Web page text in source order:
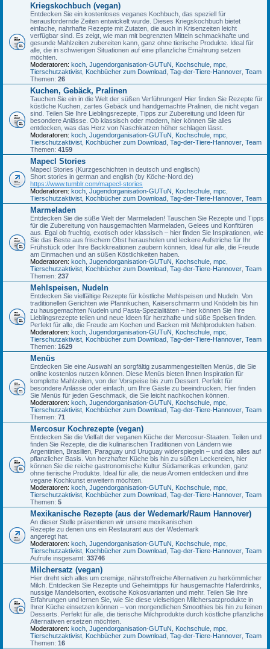
Kriegskochbuch (vegan)
Entdecken Sie ein kostenloses veganes Kochbuch, das speziell für
herausfordernde Zeiten entwickelt wurde. Dieses Kriegskochbuch bietet
einfache, nahrhafte Rezepte mit Zutaten, die auch in Krisenzeiten leicht
verfügbar sind. Es zeigt, wie man mit begrenzten Mitteln schmackhafte und
gesunde Mahlzeiten zubereiten kann, ganz ohne tierische Produkte. Ideal für
alle, die in schwierigen Situationen auf eine pflanzliche Ernährung setzen
möchten.
Moderatoren: koch Jugendorganisation-GUTuN Kochschule mpc
Tierschutzaktivist Kochbücher zum Download Tag-der-Tiere-Hannover Team
Themen: 26
Kuchen, Gebäck, Pralinen
Tauchen Sie ein in die Welt der süßen Verführungen! Hier finden Sie Rezepte für
köstliche Kuchen, zartes Gebäck und handgemachte Pralinen, die nicht vegan
sind. Teilen Sie Ihre Lieblingsrezepte, Tipps zur Zubereitung und Ideen für
besondere Anlässe. Ob klassisch oder modern, hier können Sie alles
entdecken, was das Herz von Naschkatzen höher schlagen lässt.
Moderatoren: koch Jugendorganisation-GUTuN Kochschule mpc
Tierschutzaktivist Kochbücher zum Download Tag-der-Tiere-Hannover Team
Themen: 4159
Mapecl Stories
Mapecl Stories (Kurzgeschichten in deutsch und englisch)
Short stories in german and english (by Köche-Nord.de)
https://www.tumblr.com/mapecl-stories
Moderatoren: koch Jugendorganisation-GUTuN Kochschule mpc
Tierschutzaktivist Kochbücher zum Download Tag-der-Tiere-Hannover Team
Marmeladen
Entdecken Sie die süße Welt der Marmeladen! Tauschen Sie Rezepte und Tipps
für die Zubereitung von hausgemachten Marmeladen, Gelees und Konfitüren
aus. Egal ob fruchtig, exotisch oder klassisch – hier finden Sie Inspirationen, wie
Sie das Beste aus frischem Obst herausholen und leckere Aufstriche für Ihr
Frühstück oder Ihre Backkreationen zaubern können. Ideal für alle, die Freude
am Einmachen und an süßen Köstlichkeiten haben.
Moderatoren: koch Jugendorganisation-GUTuN Kochschule mpc
Tierschutzaktivist Kochbücher zum Download Tag-der-Tiere-Hannover Team
Themen: 237
Mehlspeisen, Nudeln
Entdecken Sie vielfältige Rezepte für köstliche Mehlspeisen und Nudeln. Von
traditionellen Gerichten wie Pfannkuchen, Kaiserschmarrn und Knödeln bis hin
zu hausgemachten Nudeln und Pasta-Spezialitäten – hier können Sie Ihre
Lieblingsrezepte teilen und neue Ideen für herzhafte und süße Speisen finden.
Perfekt für alle, die Freude am Kochen und Backen mit Mehlprodukten haben.
Moderatoren: koch Jugendorganisation-GUTuN Kochschule mpc
Tierschutzaktivist Kochbücher zum Download Tag-der-Tiere-Hannover Team
Themen: 1629
Menüs
Entdecken Sie eine Auswahl an sorgfältig zusammengestellten Menüs, die Sie
online kostenlos nutzen können. Diese Menüs bieten Ihnen Inspiration für
komplette Mahlzeiten, von der Vorspeise bis zum Dessert. Perfekt für
besondere Anlässe oder einfach, um Ihre Gäste zu beeindrucken. Hier finden
Sie Menüs für jeden Geschmack, die Sie leicht nachkochen können.
Moderatoren: koch Jugendorganisation-GUTuN Kochschule mpc
Tierschutzaktivist Kochbücher zum Download Tag-der-Tiere-Hannover Team
Themen: 71
Mercosur Kochrezepte (vegan)
Entdecken Sie die Vielfalt der veganen Küche der Mercosur-Staaten. Teilen und
finden Sie Rezepte, die die kulinarischen Traditionen von Ländern wie
Argentinien, Brasilien, Paraguay und Uruguay widerspiegeln – und das alles auf
pflanzlicher Basis. Von herzhafter Küche bis hin zu süßen Leckereien, hier
können Sie die reiche gastronomische Kultur Südamerikas erkunden, ganz
ohne tierische Produkte. Ideal für alle, die neue Aromen entdecken und ihre
vegane Kochkunst erweitern möchten.
Moderatoren: koch Jugendorganisation-GUTuN Kochschule mpc
Tierschutzaktivist Kochbücher zum Download Tag-der-Tiere-Hannover Team
Themen: 5
Mexikanische Rezepte (aus der Wedemark/Raum Hannover)
An dieser Stelle präsentieren wir unsere mexikanischen
Rezepte zu denen uns ein Restaurant aus der Wedemark
angeregt hat.
Moderatoren: koch Jugendorganisation-GUTuN Kochschule mpc
Tierschutzaktivist Kochbücher zum Download Tag-der-Tiere-Hannover Team
Aufrufe insgesamt: 33746
Milchersatz (vegan)
Hier dreht sich alles um cremige, nährstoffreiche Alternativen zu herkömmlicher
Milch. Entdecken Sie Rezepte und Geheimtipps für hausgemachte Haferdrinks,
nussige Mandelsorten, exotische Kokosvarianten und mehr. Teilen Sie Ihre
Erfahrungen und lernen Sie, wie Sie diese vielseitigen Milchersatzprodukte in
Ihrer Küche einsetzen können – von morgendlichen Smoothies bis hin zu feinen
Desserts. Perfekt für alle, die tierische Milchprodukte durch köstliche pflanzliche
Alternativen ersetzen möchten.
Moderatoren: koch Jugendorganisation-GUTuN Kochschule mpc
Tierschutzaktivist Kochbücher zum Download Tag-der-Tiere-Hannover Team
Themen: 16